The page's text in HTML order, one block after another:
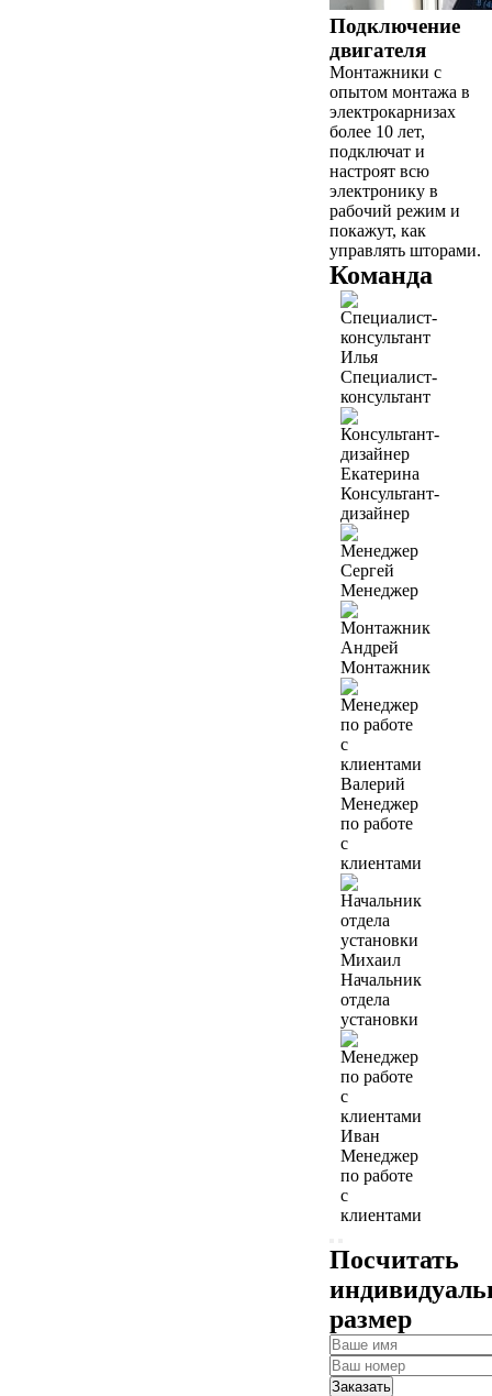
Подключение
двигателя
Монтажники с
опытом монтажа в
электрокарнизах
более 10 лет,
подключат и
настроят всю
электронику в
рабочий режим и
покажут, как
управлять шторами.
Команда
Илья
Специалист-
консультант
Екатерина
Консультант-
дизайнер
Сергей
Менеджер
Андрей
Монтажник
Валерий
Менеджер
по работе
с
клиентами
Михаил
Начальник
отдела
установки
Иван
Менеджер
по работе
с
клиентами
Посчитать
размер
Заказать